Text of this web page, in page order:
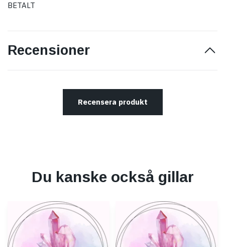
BETALT
Recensioner
Recensera produkt
Du kanske också gillar